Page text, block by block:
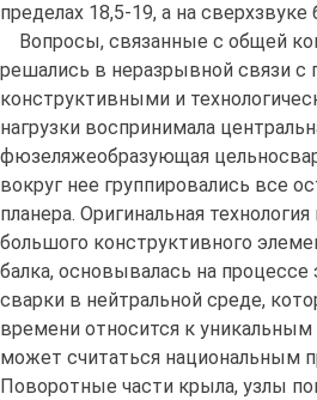
пределах 18,5-19, а на сверхзвуке
Вопросы, связанные с общей
решались в неразрывной связи с
конструктивными и
нагрузки воспринимала
фюзеляжеобразующая
вокруг нее группировались все
планера. Оригинальная
большого конструктивного
балка, основывалась на процессе
сварки в нейтральной среде,
времени относится к уникальным
может считаться национальным
Поворотные части крыла, узлы